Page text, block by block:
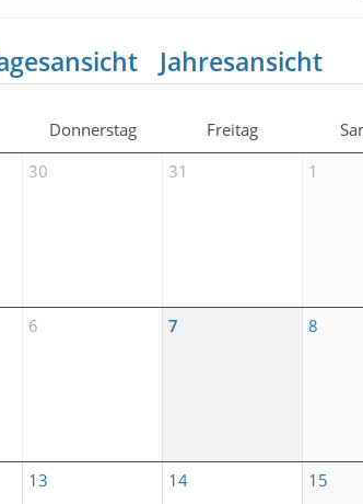
Jahresansicht
Donnerstag Freitag
30 31 1
6 7 8
13 14 15